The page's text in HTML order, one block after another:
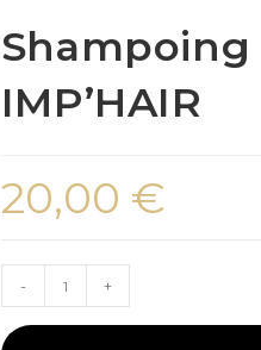
Shampoing
IMP’HAIR
20,00 €
- +